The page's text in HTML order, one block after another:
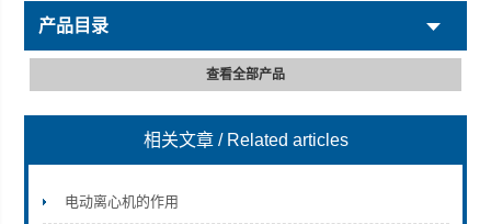
产品目录
查看全部产品
相关文章 / Related articles
电动离心机的作用